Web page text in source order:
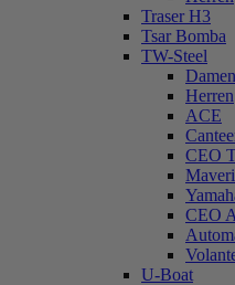
Traser H3
Tsar Bomba
TW-Steel
Damen
Herren
ACE
CEO
CEO
U-Boat